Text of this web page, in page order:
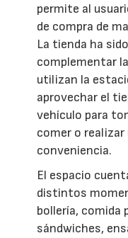
permite al
de compra de
La tienda ha
complementar
utilizan la
aprovechar el
vehículo para
comer o realizar
conveniencia.
El espacio
distintos
bollería, comida
sándwiches,